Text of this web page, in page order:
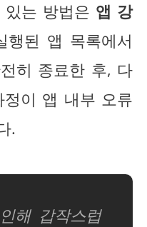
는 방법은 앱 강
행된 앱 목록에서
히 종료한 후, 다
이 앱 내부 오류
.
해 갑작스럽